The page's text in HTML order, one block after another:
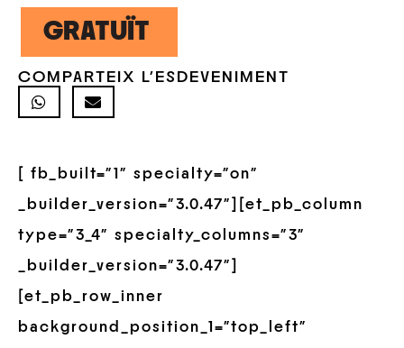
GRATUÏT
COMPARTEIX L'ESDEVENIMENT
[ fb_built=”1″ specialty=”on”
_builder_version=”3.0.47″][et_pb_column
type=”3_4″ specialty_columns=”3″
_builder_version=”3.0.47″]
[et_pb_row_inner
background_position_1=”top_left”